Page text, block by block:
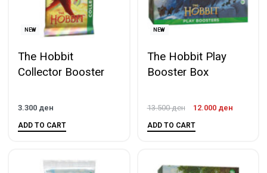
NEW
The Hobbit
Collector Booster
3.300 ден
ADD TO CART
NEW
The Hobbit Play
Booster Box
13.500ден 12.000 ден
ADD TO CART